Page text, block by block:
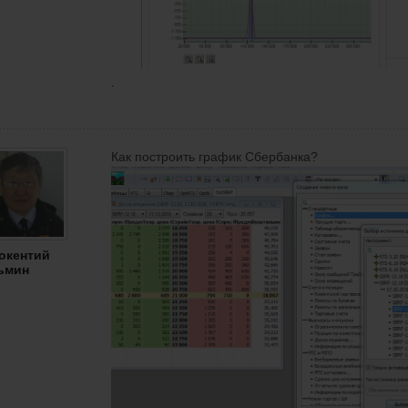
Как построить график Сбербанка?